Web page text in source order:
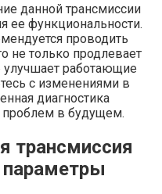
данной трансмиссии
ее функциональности.
проводить
не только продлевает
улучшает работающие
с изменениями в
диагностика
проблем в будущем.
трансмиссия